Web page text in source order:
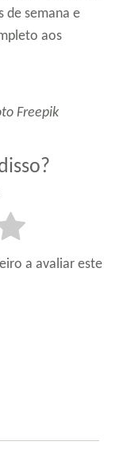
de semana e
aos
Freepik
a avaliar este